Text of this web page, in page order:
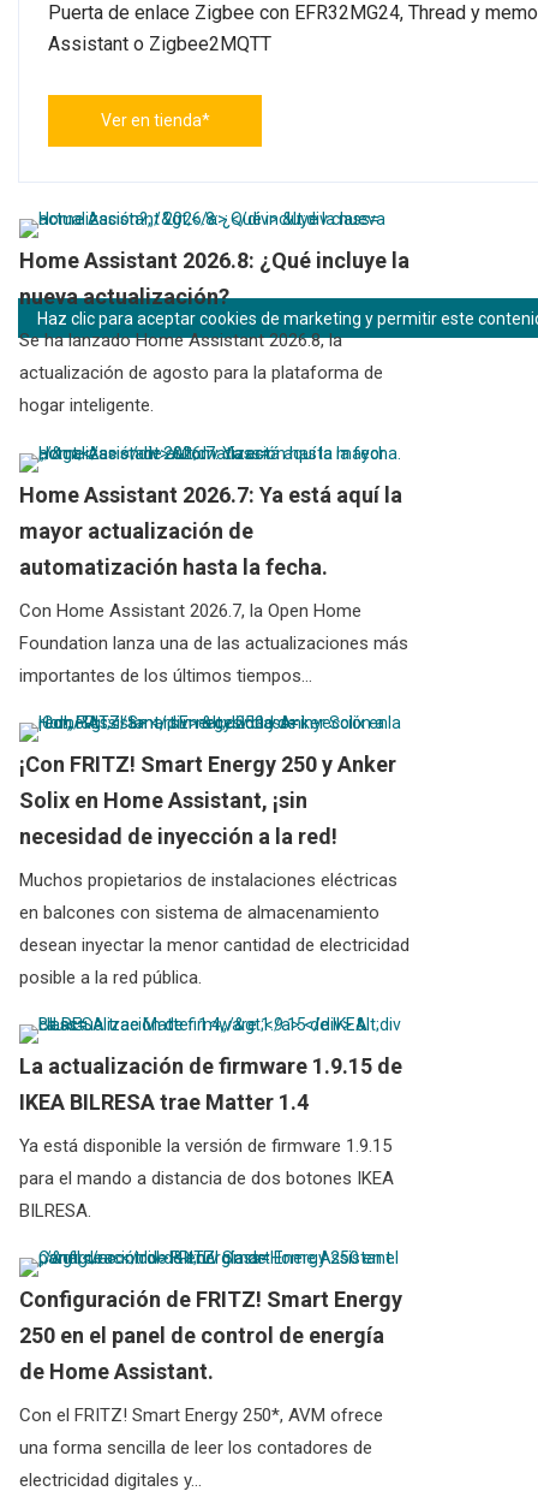
Haz clic para aceptar cookies de marketing y permitir este
Puerta de enlace Zigbee con EFR32MG24, Thread y
Assistant o Zigbee2MQTT
Ver en tienda*
Home Assistant 2026.8: ¿Qué incluye la
nueva actualización?
Se ha lanzado Home Assistant 2026.8, la
actualización de agosto para la plataforma de
hogar inteligente.
Home Assistant 2026.7: Ya está aquí la
mayor actualización de
automatización hasta la fecha.
Con Home Assistant 2026.7, la Open Home
Foundation lanza una de las actualizaciones más
importantes de los últimos tiempos…
¡Con FRITZ! Smart Energy 250 y Anker
Solix en Home Assistant, ¡sin
necesidad de inyección a la red!
Muchos propietarios de instalaciones eléctricas
en balcones con sistema de almacenamiento
desean inyectar la menor cantidad de electricidad
posible a la red pública.
La actualización de firmware 1.9.15 de
IKEA BILRESA trae Matter 1.4
Ya está disponible la versión de firmware 1.9.15
para el mando a distancia de dos botones IKEA
BILRESA.
Configuración de FRITZ! Smart Energy
250 en el panel de control de energía
de Home Assistant.
Con el FRITZ! Smart Energy 250*, AVM ofrece
una forma sencilla de leer los contadores de
electricidad digitales y…